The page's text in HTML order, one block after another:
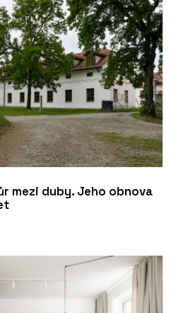
mezi duby. Jeho obnova